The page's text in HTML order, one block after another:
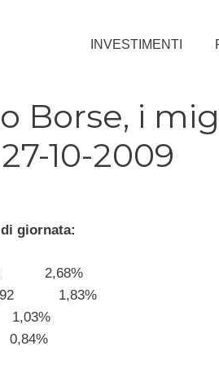
INVESTIMENTI
Borse, i
10-2009
giornata:
2,68%
1,83%